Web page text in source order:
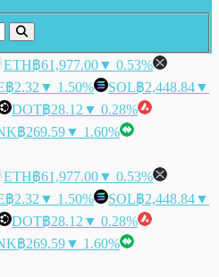
ETH฿61,977.00▼ 0.53%
฿2.32 ▼ 1.50% SOL฿2,448.84▼
DOT฿28.12 ▼ 0.28%
฿269.59▼ 1.60%
ETH฿61,977.00▼ 0.53%
฿2.32 ▼ 1.50% SOL฿2,448.84▼
DOT฿28.12 ▼ 0.28%
฿269.59▼ 1.60%